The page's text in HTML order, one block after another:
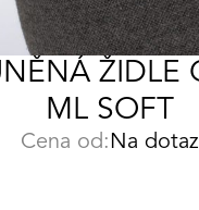
ŽIDLE
ML SOFT
Cena od: Na dotaz